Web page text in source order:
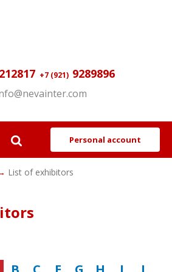
+7 (921) 9289896
Personal account
List of exhibitors